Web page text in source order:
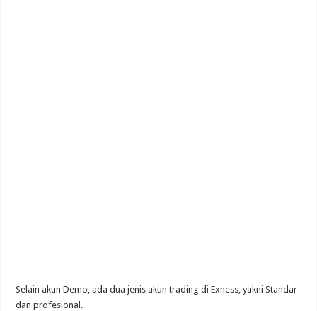
Selain akun Demo, ada dua jenis akun trading di Exness, yakni Standar
dan profesional.